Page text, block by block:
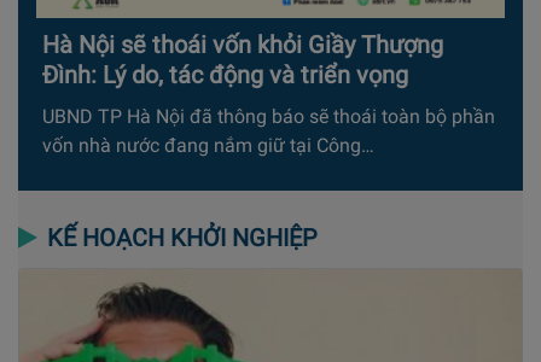
Hà Nội sẽ thoái vốn khỏi Giầy Thượng
Đình: Lý do, tác động và triển vọng
UBND TP Hà Nội đã thông báo sẽ thoái toàn bộ phần
vốn nhà nước đang nắm giữ tại Công…
KẾ HOẠCH KHỞI NGHIỆP